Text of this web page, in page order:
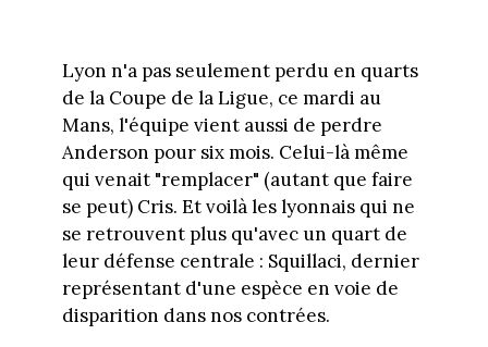
Lyon n'a pas seulement perdu en quarts
de la Coupe de la Ligue, ce mardi au
Mans, l'équipe vient aussi de perdre
Anderson pour six mois. Celui-là même
qui venait "remplacer" (autant que faire
se peut) Cris. Et voilà les lyonnais qui ne
se retrouvent plus qu'avec un quart de
leur défense centrale : Squillaci, dernier
représentant d'une espèce en voie de
disparition dans nos contrées.